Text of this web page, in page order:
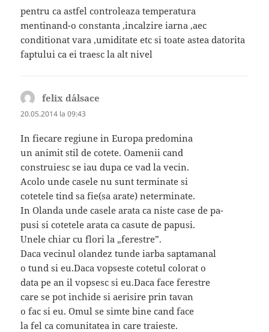
pentru ca astfel controleaza temperatura
mentinand-o constanta ,incalzire iarna ,aec
conditionat vara ,umiditate etc si toate astea datorita
faptului ca ei traesc la alt nivel
felix d´alsace
20.05.2014 la 09:43
In fiecare regiune in Europa predomina
un animit stil de cotete. Oamenii cand
construiesc se iau dupa ce vad la vecin.
Acolo unde casele nu sunt terminate si
cotetele tind sa fie(sa arate) neterminate.
In Olanda unde casele arata ca niste case de pa-
pusi si cotetele arata ca casute de papusi.
Unele chiar cu flori la „ferestre”.
Daca vecinul olandez tunde iarba saptamanal
o tund si eu.Daca vopseste cotetul colorat o
data pe an il vopsesc si eu.Daca face ferestre
care se pot inchide si aerisire prin tavan
o fac si eu. Omul se simte bine cand face
la fel ca comunitatea in care traieste.